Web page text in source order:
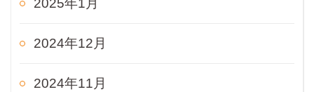
2025年1月
2024年12月
2024年11月